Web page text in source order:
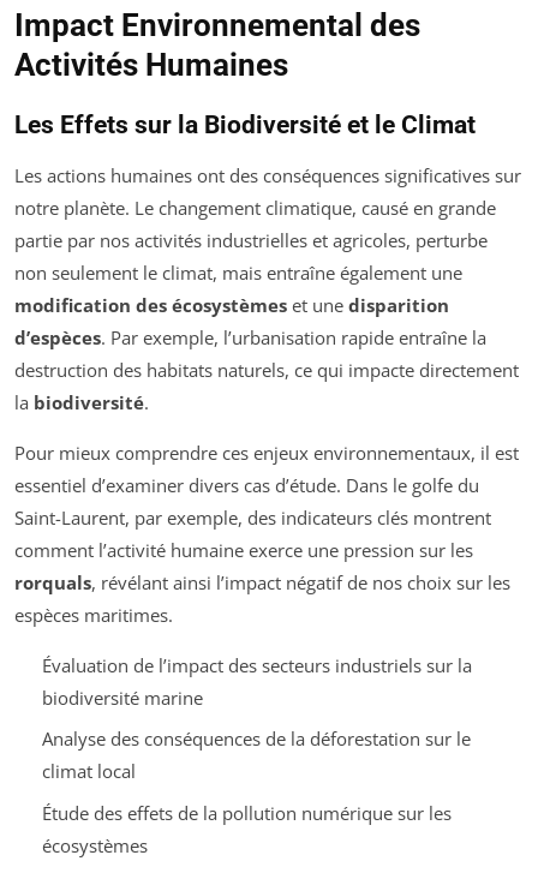
Impact Environnemental des
Activités Humaines
Les Effets sur la Biodiversité et le Climat
Les actions humaines ont des conséquences significatives sur
notre planète. Le changement climatique, causé en grande
partie par nos activités industrielles et agricoles, perturbe
non seulement le climat, mais entraîne également une
modification des écosystèmes et une disparition
d’espèces. Par exemple, l’urbanisation rapide entraîne la
destruction des habitats naturels, ce qui impacte directement
la biodiversité.
Pour mieux comprendre ces enjeux environnementaux, il est
essentiel d’examiner divers cas d’étude. Dans le golfe du
Saint-Laurent, par exemple, des indicateurs clés montrent
comment l’activité humaine exerce une pression sur les
rorquals, révélant ainsi l’impact négatif de nos choix sur les
espèces maritimes.
Évaluation de l’impact des secteurs industriels sur la
biodiversité marine
Analyse des conséquences de la déforestation sur le
climat local
Étude des effets de la pollution numérique sur les
écosystèmes